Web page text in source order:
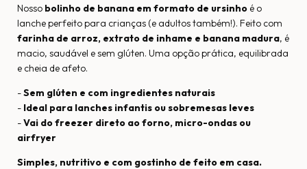
Nosso bolinho de banana em formato de ursinho é o
lanche perfeito para crianças (e adultos também!). Feito com
farinha de arroz, extrato de inhame e banana madura, é
macio, saudável e sem glúten. Uma opção prática, equilibrada
e cheia de afeto.
-Sem glúten e com ingredientes naturais
- Ideal para lanches infantis ou sobremesas leves
-Vai do freezer direto ao forno, micro-ondas ou
airfryer
Simples, nutritivo e com gostinho de feito em casa.